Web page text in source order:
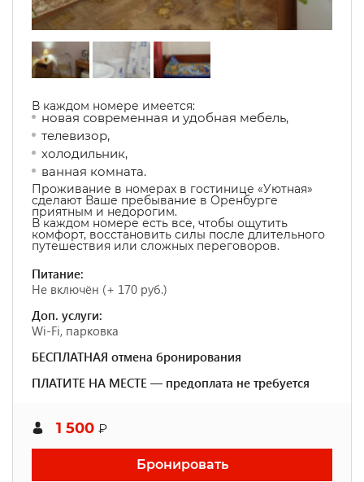
В каждом номере имеется:
новая современная и удобная мебель,
телевизор,
холодильник,
ванная комната.
Проживание в номерах в гостинице «Уютная»
сделают Ваше пребывание в Оренбурге
приятным и недорогим.
В каждом номере есть все, чтобы ощутить
комфорт, восстановить силы после длительного
путешествия или сложных переговоров.
Питание:
Не включён (+ 170 руб.)
Доп. услуги:
Wi-Fi, парковка
БЕСПЛАТНАЯ отмена бронирования
ПЛАТИТЕ НА МЕСТЕ — предоплата не требуется
1 500 ₽
Бронировать